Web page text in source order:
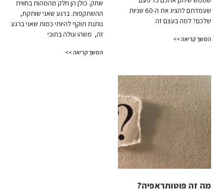
שעמדתם להציג את ה-60 שניות
שלכם? למה בעצם זה
המשך קריאה >>
שתק. כולן הן חלק מהמהות בחווית
ההשתקפות. ברגע שאני שותקת,
נותנת תוקף להיותי כמות שאני ברגע
זה, משהו עולה בתוכי
המשך קריאה >>
מה זה פוטותראפיה?